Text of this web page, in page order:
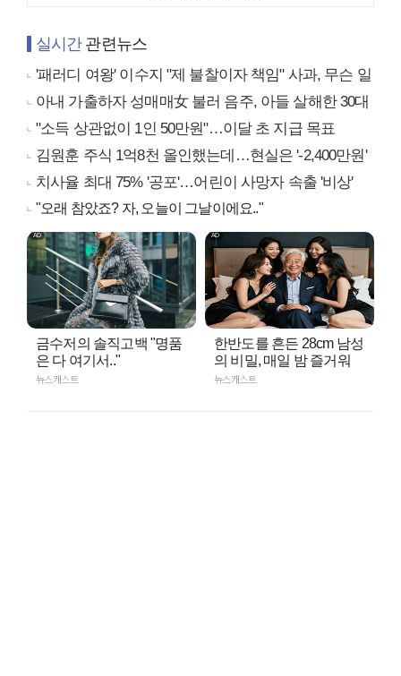
실시간관련뉴스
'패러디 여왕' 이수지 "제 불찰이자 책임" 사과, 무슨 일
아내 가출하자 성매매女 불러 음주, 아들 살해한 30대
"소득 상관없이 1인 50만원"…이달 초 지급 목표
김원훈 주식 1억8천 올인했는데…현실은 '-2,400만원'
치사율 최대 75% '공포'…어린이 사망자 속출 '비상'
"오래 참았죠? 자, 오늘이 그날이에요.."
금수저의 솔직고백 "명품
은 다 여기서.."
뉴스캐스트
한반도를 흔든 28cm 남성
의 비밀, 매일 밤 즐거워
뉴스캐스트